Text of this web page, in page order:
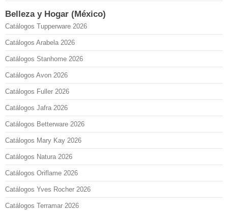
Belleza y Hogar (México)
Catálogos Tupperware 2026
Catálogos Arabela 2026
Catálogos Stanhome 2026
Catálogos Avon 2026
Catálogos Fuller 2026
Catálogos Jafra 2026
Catálogos Betterware 2026
Catálogos Mary Kay 2026
Catálogos Natura 2026
Catálogos Oriflame 2026
Catálogos Yves Rocher 2026
Catálogos Terramar 2026